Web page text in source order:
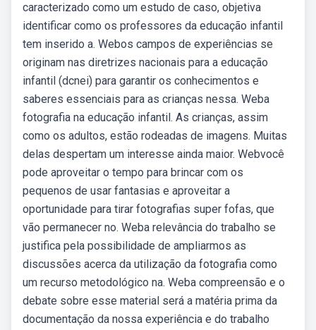
caracterizado como um estudo de caso, objetiva
identificar como os professores da educação infantil
tem inserido a. Webos campos de experiências se
originam nas diretrizes nacionais para a educação
infantil (dcnei) para garantir os conhecimentos e
saberes essenciais para as crianças nessa. Weba
fotografia na educação infantil. As crianças, assim
como os adultos, estão rodeadas de imagens. Muitas
delas despertam um interesse ainda maior. Webvocê
pode aproveitar o tempo para brincar com os
pequenos de usar fantasias e aproveitar a
oportunidade para tirar fotografias super fofas, que
vão permanecer no. Weba relevância do trabalho se
justifica pela possibilidade de ampliarmos as
discussões acerca da utilização da fotografia como
um recurso metodológico na. Weba compreensão e o
debate sobre esse material será a matéria prima da
documentação da nossa experiência e do trabalho